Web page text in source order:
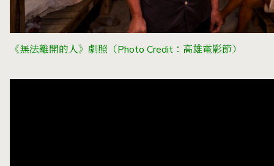
《無法離開的人》劇照（Photo Credit：高雄電影節）